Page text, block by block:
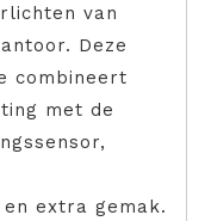
van
Deze
combineert
met de
extra gemak.